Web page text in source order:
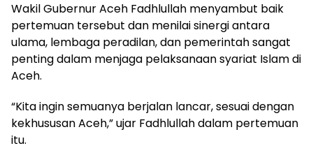
Wakil Gubernur Aceh Fadhlullah menyambut baik
pertemuan tersebut dan menilai sinergi antara
ulama, lembaga peradilan, dan pemerintah sangat
penting dalam menjaga pelaksanaan syariat Islam di
Aceh.
“Kita ingin semuanya berjalan lancar, sesuai dengan
kekhususan Aceh,” ujar Fadhlullah dalam pertemuan
itu.